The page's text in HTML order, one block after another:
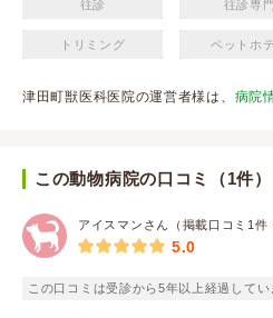
往診 往診専門
トリミング ペットホ
津田町獣医科医院の運営者様は、 病院
この動物病院の口コミ（1件）
アイスマンさん（掲載口コミ1件
5.0
この口コミは受診から5年以上経過してい